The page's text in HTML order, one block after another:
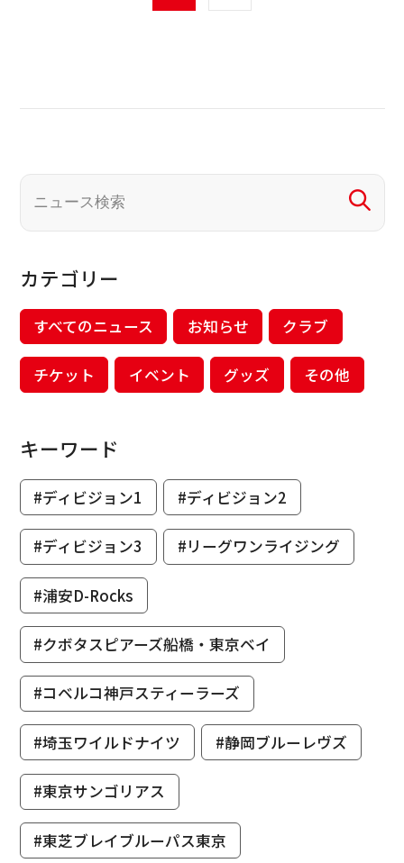
カテゴリー
すべてのニュース お知らせ クラブ
チケット イベント グッズ その他
キーワード
#ディビジョン1 #ディビジョン2
#ディビジョン3 #リーグワンライジング
#浦安D-Rocks
#クボタスピアーズ船橋・東京ベイ
#コベルコ神戸スティーラーズ
#埼玉ワイルドナイツ #静岡ブルーレヴズ
#東京サンゴリアス
#東芝ブレイブルーパス東京